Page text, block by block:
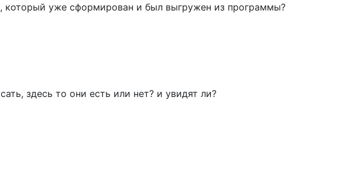
который уже сформирован и был выгружен из программы?
здесь то они есть или нет? и увидят ли?